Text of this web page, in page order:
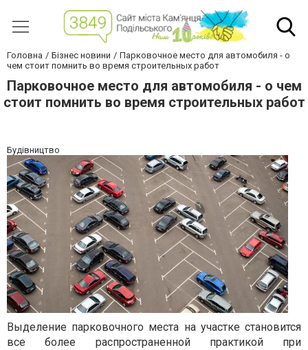
Головна Бізнес новини
Парковочное место для автомобиля - о
чем стоит помнить во время строительных работ
Парковочное место для автомобиля - о чем
стоит помнить во время строительных работ
Будівництво
Выделение парковочного места на участке становится
все более распространенной практикой при